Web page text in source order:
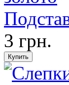
3 грн.